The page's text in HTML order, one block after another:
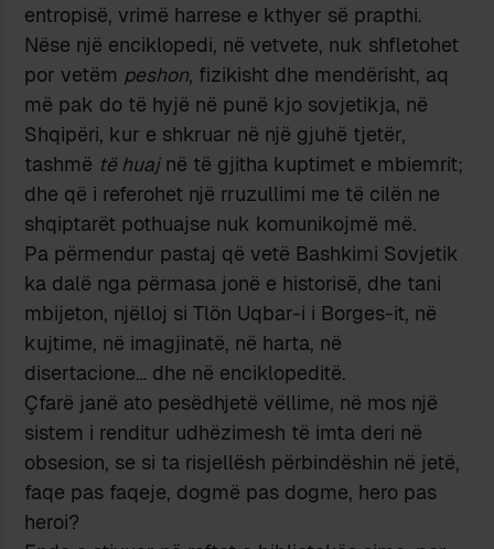
entropisë, vrimë harrese e kthyer së prapthi.
Nëse një enciklopedi, në vetvete, nuk shfletohet
por vetëm peshon, fizikisht dhe mendërisht, aq
më pak do të hyjë në punë kjo sovjetikja, në
Shqipëri, kur e shkruar në një gjuhë tjetër,
tashmë të huajnë të gjitha kuptimet e mbiemrit;
dhe që i referohet një rruzullimi me të cilën ne
shqiptarët pothuajse nuk komunikojmë më.
Pa përmendur pastaj që vetë Bashkimi Sovjetik
ka dalë nga përmasa jonë e historisë, dhe tani
mbijeton, njëlloj si Tlön Uqbar-i i Borges-it, në
kujtime, në imagjinatë, në harta, në
disertacione… dhe në enciklopeditë.
Çfarë janë ato pesëdhjetë vëllime, në mos një
sistem i renditur udhëzimesh të imta deri në
obsesion, se si ta risjellësh përbindëshin në jetë,
faqe pas faqeje, dogmë pas dogme, hero pas
heroi?